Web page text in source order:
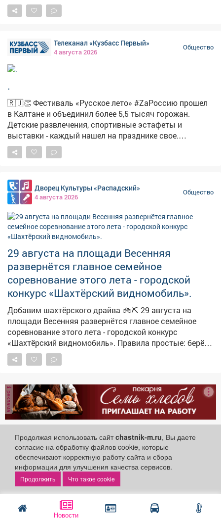
Новости
Телеканал «Кузбасс Первый»
4 августа 2026
Общество
.
🇷🇺👏 Фестиваль «Русское лето» #ZaРоссию прошел
в Калтане и объединил более 5,5 тысяч горожан.
Детские развлечения, спортивные эстафеты и
выставки - каждый нашел на празднике свое.
Подробнее в сюжете наших коллег. #новости
#культура #фестиваль
Дворец Культуры «Распадский»
4 августа 2026
Общество
29 августа на площади Весенняя
развернётся главное семейное
соревнование этого лета - городской
конкурс «Шахтёрский видномобиль».
Добавим шахтёрского драйва 🚲⛏ 29 августа на
площади Весенняя развернётся главное семейное
соревнование этого лета - городской конкурс
«Шахтёрский видномобиль». Правила простые: берёте
детский транспорт (велосипед, самокат, коляску,
беговел), включаете фантазию и превращаете его в
вагонетку. Костюмы, декорации, группы поддержки -
всё только приветствуется. Главное - не скорость, а
идея и совместный творческий процесс. Победителей
ждут призы и дипломы. 🗓 29 августа, 18:00 📍
dk-raspad@mail.ru Ждём ваши семьи - будет колоритно,
шумно и по‑шахтёрски зрелищно! 😊
#ШахтёрскийВидномобиль #Конкурс
реклама
Телеканал «Кузбасс Первый»
4 августа 2026
Все начинается с безопасности.
Загородный лагерь «Белая роща» с рабочим визитом
посетила уполномоченная по правам ребёнка в
Продолжая использовать сайтchastnik-m.ru, Вы даете
согласие на обработку файлов cookie, которые
обеспечивают корректную работу сайта и сбора
информации для улучшения качества сервисов.
Что такое cookie